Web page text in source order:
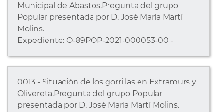
Municipal de Abastos.Pregunta del grupo
Popular presentada por D. José María Martí
Molins.
Expediente: O-89POP-2021-000053-00 -
0013 - Situación de los gorrillas en Extramurs y
Olivereta.Pregunta del grupo Popular
presentada por D. José María Martí Molins.